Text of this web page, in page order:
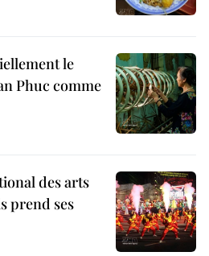
le
Phuc comme
des arts
prend ses